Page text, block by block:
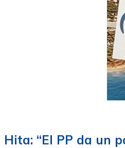
Hita: “El PP da un